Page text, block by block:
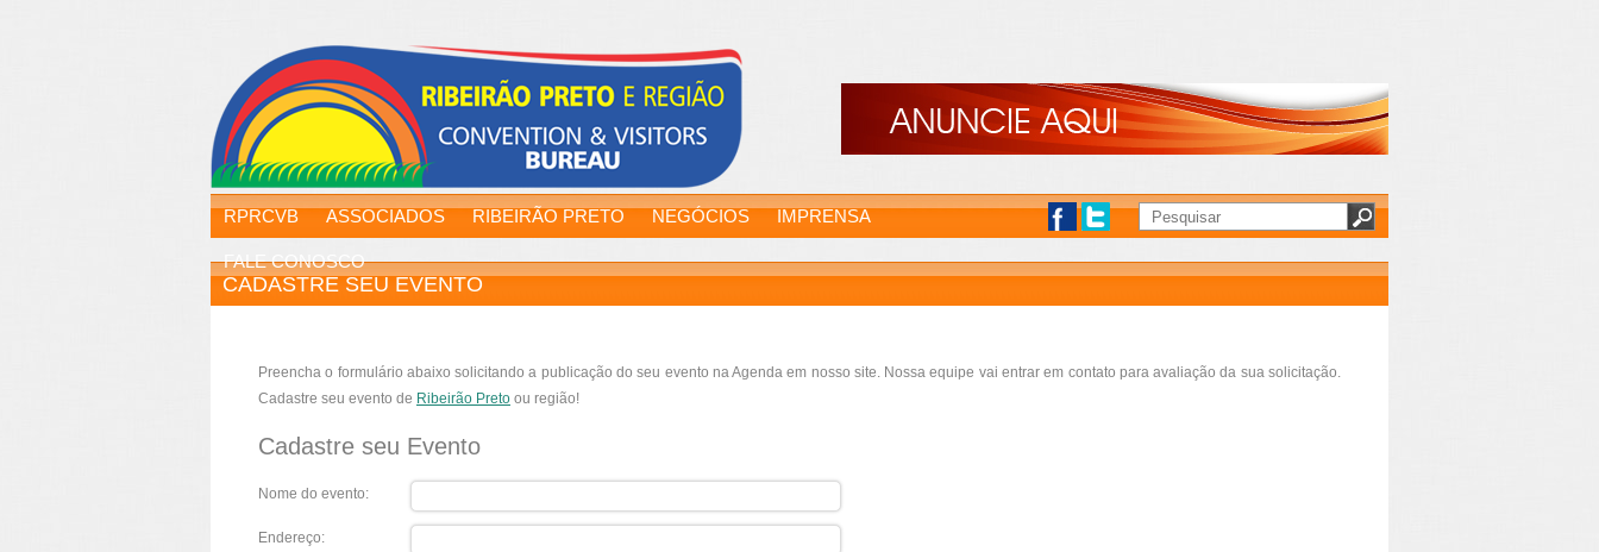
RPRCVB ASSOCIADOS RIBEIRÃO PRETO NEGÓCIOS IMPRENSA
FALE CONOSCO
CADASTRE SEU EVENTO
Preencha o formulário abaixo solicitando a publicação do seu evento na Agenda em nosso site. Nossa equipe vai entrar em contato para avaliação da sua solicitação.
Cadastre seu evento de Ribeirão Preto ou região!
Cadastre seu Evento
Nome do evento:
Endereço: